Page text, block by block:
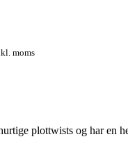
moms
plottwists og har en